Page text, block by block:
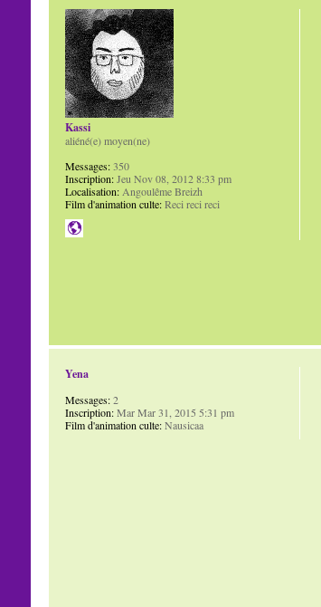
Kassi
aliéné(e) moyen(ne)
Messages:350
Inscription:Jeu Nov 08, 2012 8:33 pm
Localisation:Angoulême Breizh
Film d'animation culte:Reci reci reci
Yena
Messages:2
Inscription:Mar Mar 31, 2015 5:31 pm
Film d'animation culte:Nausicaa